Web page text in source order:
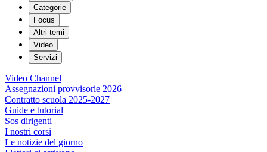
Categorie
Focus
Altri temi
Video
Servizi
Video Channel
Assegnazioni provvisorie 2026
Contratto scuola 2025-2027
Guide e tutorial
Sos dirigenti
I nostri corsi
Le notizie del giorno